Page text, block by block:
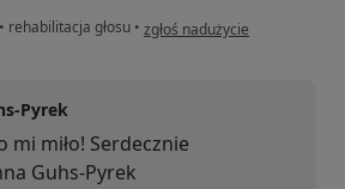
• rehabilitacja głosu • w opinii użytkownika
zgłoś nadużycie
Pyrek
mi miło! Serdecznie
Guhs-Pyrek